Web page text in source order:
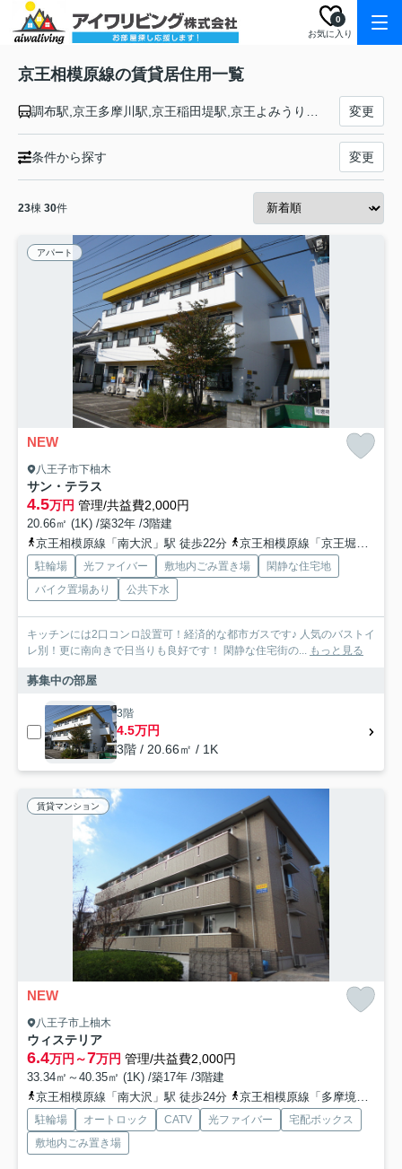
お気に入り
0
京王相模原線の賃貸居住用一覧
変更
条件から探す 変更
23棟 30件
アパート
NEW
八王子市下柚木
サン・テラス
4.5万円 管理/共益費2,000円
20.66㎡ (1K) /築32年 /3階建
京王相模原線「南大沢」駅 徒歩22分
京王相模原線「京王堀之内」駅 徒歩28分
駐輪場 光ファイバー 敷地内ごみ置き場
閑静な住宅地
バイク置場あり
公共下水
キッチンには2口コンロ設置可！経済的な都市ガスです♪ 人気のバストイ
レ別！更に南向きで日当りも良好です！ 閑静な住宅街の... もっと見る
募集中の部屋
3階
4.5万円
3階 / 20.66㎡ / 1K
賃貸マンション
NEW
八王子市上柚木
ウィステリア
6.4万円～7万円 管理/共益費2,000円
33.34㎡～40.35㎡ (1K) /築17年 /3階建
京王相模原線「南大沢」駅 徒歩24分
京王相模原線「多摩境」駅 徒歩37分
駐輪場 オートロック CATV 光ファイバー
宅配ボックス
敷地内ごみ置き場